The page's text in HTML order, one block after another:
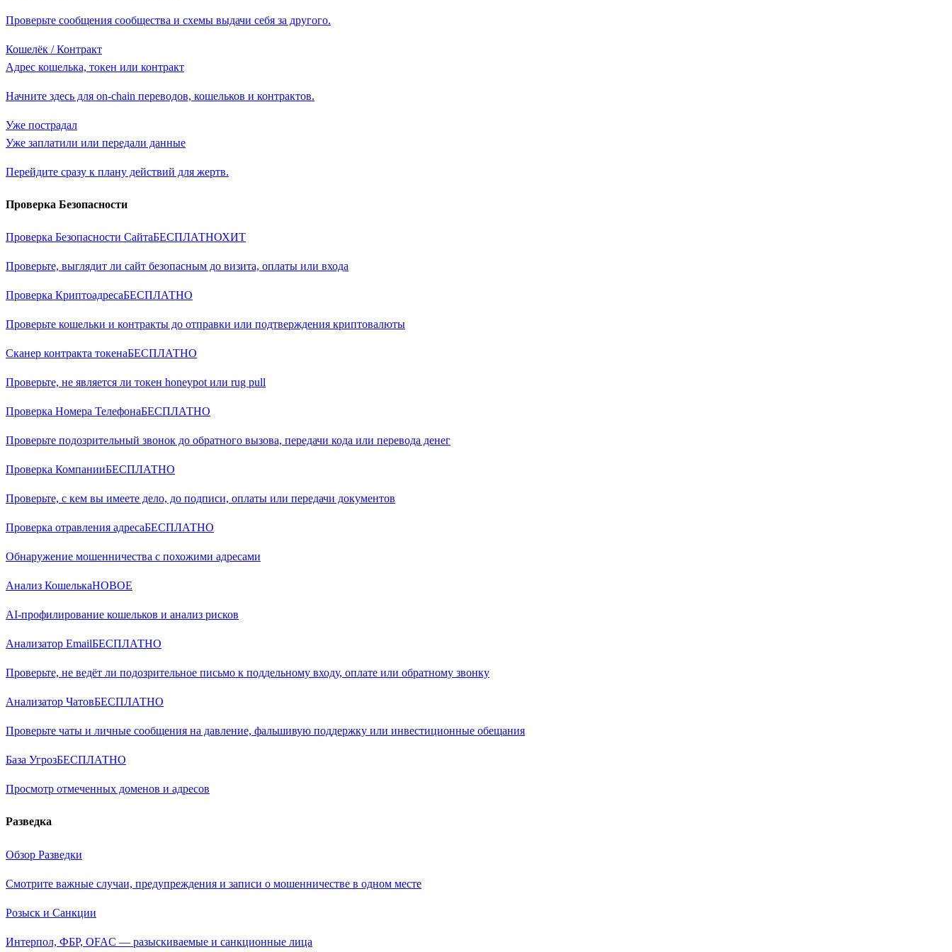
Проверьте сообщения сообщества и схемы выдачи себя за другого.
Кошелёк / Контракт
Адрес кошелька, токен или контракт
Начните здесь для on-chain переводов, кошельков и контрактов.
Уже пострадал
Уже заплатили или передали данные
Перейдите сразу к плану действий для жертв.
Проверка Безопасности
Проверка Безопасности СайтаБЕСПЛАТНОХИТ
Проверьте, выглядит ли сайт безопасным до визита, оплаты или входа
Проверка КриптоадресаБЕСПЛАТНО
Проверьте кошельки и контракты до отправки или подтверждения криптовалюты
Сканер контракта токенаБЕСПЛАТНО
Проверьте, не является ли токен honeypot или rug pull
Проверка Номера ТелефонаБЕСПЛАТНО
Проверьте подозрительный звонок до обратного вызова, передачи кода или перевода денег
Проверка КомпанииБЕСПЛАТНО
Проверьте, с кем вы имеете дело, до подписи, оплаты или передачи документов
Проверка отравления адресаБЕСПЛАТНО
Обнаружение мошенничества с похожими адресами
Анализ КошелькаНОВОЕ
AI-профилирование кошельков и анализ рисков
Анализатор EmailБЕСПЛАТНО
Проверьте, не ведёт ли подозрительное письмо к поддельному входу, оплате или обратному звонку
Анализатор ЧатовБЕСПЛАТНО
Проверьте чаты и личные сообщения на давление, фальшивую поддержку или инвестиционные обещания
База УгрозБЕСПЛАТНО
Просмотр отмеченных доменов и адресов
Разведка
Обзор Разведки
Смотрите важные случаи, предупреждения и записи о мошенничестве в одном месте
Розыск и Санкции
Интерпол, ФБР, OFAC — разыскиваемые и санкционные лица